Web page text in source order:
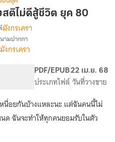
สติไม่ดีสู้ชีวิต ยุค 80
เรื่อง
เกิด
สติ
ไม่
ดี
มังกรเครา
นามปากกา
มังกรเครา
PDF/EPUB
ประเภทไฟล์
22 เม.ย. 68
วันที่วางขาย
นื่อยกันบ้างแหละนะ แต่ฉันคนนี้ไม่
ด ฉันจะทำให้ทุกคนยอมรับในตัว